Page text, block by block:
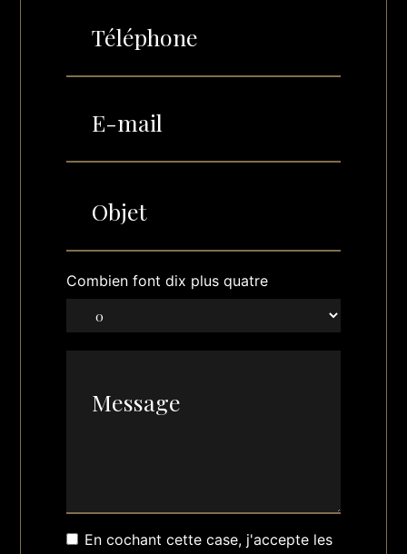
Combien font dix plus quatre
En cochant cette case, j'accepte les